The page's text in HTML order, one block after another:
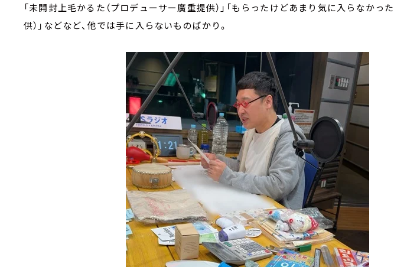
「未開封上毛かるた（プロデューサー廣重提供）」「もらったけどあまり気に入らなかっ
供）」などなど、他では手に入らないものばかり。